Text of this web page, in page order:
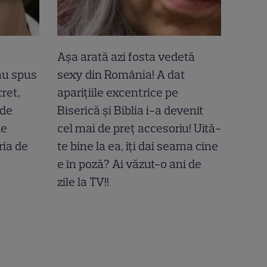
spus
de
Așa arată azi fosta vedetă
sexy din România! A dat
aparițiile excentrice pe
Biserică și Biblia i-a devenit
cel mai de preț accesoriu! Uită-
te bine la ea, îți dai seama cine
e în poză? Ai văzut-o ani de
zile la TV!!